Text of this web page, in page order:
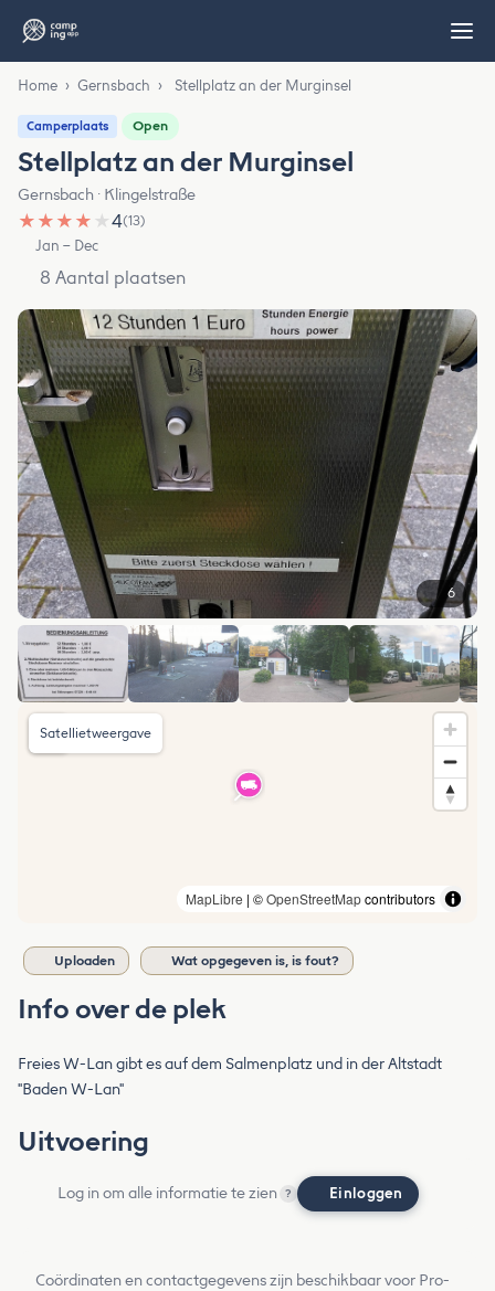
Home › Gernsbach › Stellplatz an der Murginsel
Camperplaats Open
Stellplatz an der Murginsel
Gernsbach · Klingelstraße
★ ★ ★ ★ ★4(13)
Jan – Dec
8 Aantal plaatsen
6
MapLibre | ©OpenStreetMapcontributors
Satellietweergave
Uploaden Wat opgegeven is, is fout?
Info over de plek
Freies W-Lan gibt es auf dem Salmenplatz und in der Altstadt
"Baden W-Lan"
Uitvoering
Log in om alle informatie te zien ? Einloggen
Coördinaten en contactgegevens zijn beschikbaar voor Pro-